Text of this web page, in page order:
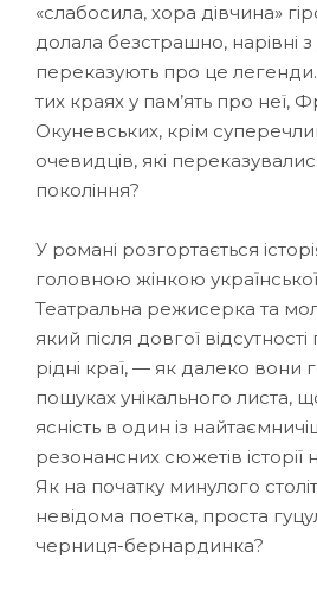
«слабосила, хора дівчина»
долала безстрашно, нарівні з
переказують про це
тих краях у пам’ять про неї,
Окуневських, крім
очевидців, які
покоління?
У романі розгортається
головною жінкою
Театральна режисерка та
який після довгої
рідні краї, — як далеко вони
пошуках унікального листа,
ясність в один із
резонансних сюжетів історії
Як на початку минулого
невідома поетка, проста
черниця-бернардинка?